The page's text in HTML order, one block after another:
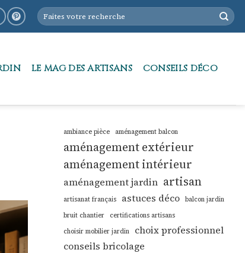
LE MAG DES ARTISANS CONSEILS DÉCO
ambiance pièce aménagement balcon
aménagement extérieur
aménagement intérieur
aménagement jardin artisan
artisanat français astuces déco balcon jardin
bruit chantier
certifications artisans
choisir mobilier jardin
choix professionnel
conseils bricolage